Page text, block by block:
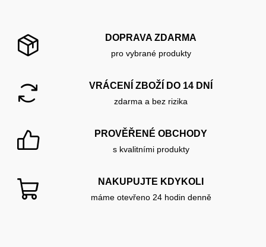
DOPRAVA ZDARMA
pro vybrané produkty
VRÁCENÍ ZBOŽÍ DO 14 DNÍ
zdarma a bez rizika
PROVĚŘENÉ OBCHODY
s kvalitními produkty
NAKUPUJTE KDYKOLI
máme otevřeno 24 hodin denně